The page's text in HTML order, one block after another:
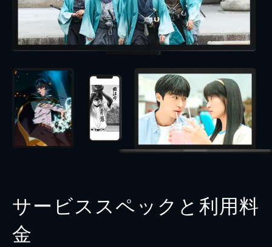
サービススペックと利用料
金